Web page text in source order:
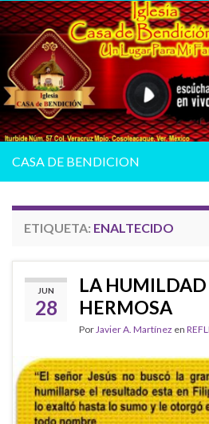
CASA DE BENDICION
ETIQUETA: ENALTECIDO
JUN
28
LA HUMILDAD
HERMOSA
Por Javier A. Martínez en